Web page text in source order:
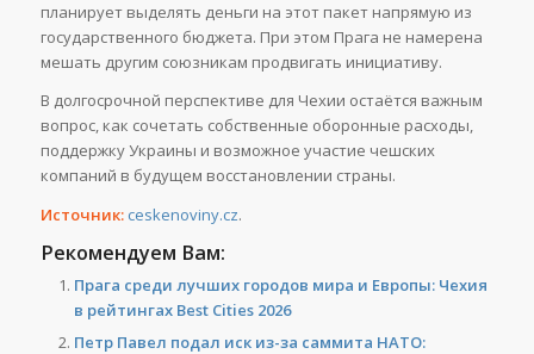
планирует выделять деньги на этот пакет напрямую из
государственного бюджета. При этом Прага не намерена
мешать другим союзникам продвигать инициативу.
В долгосрочной перспективе для Чехии остаётся важным
вопрос, как сочетать собственные оборонные расходы,
поддержку Украины и возможное участие чешских
компаний в будущем восстановлении страны.
Источник: ceskenoviny.cz.
Рекомендуем Вам:
Прага среди лучших городов мира и Европы: Чехия
в рейтингах Best Cities 2026
Петр Павел подал иск из-за саммита НАТО: